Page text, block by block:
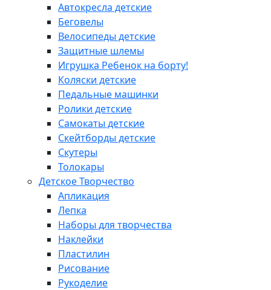
Автокресла детские
Беговелы
Велосипеды детские
Защитные шлемы
Игрушка Ребенок на борту!
Коляски детские
Педальные машинки
Ролики детские
Самокаты детские
Скейтборды детские
Скутеры
Толокары
Детское Творчество
Апликация
Лепка
Наборы для творчества
Наклейки
Пластилин
Рисование
Рукоделие